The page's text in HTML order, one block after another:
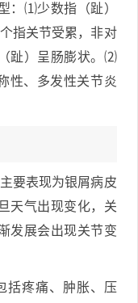
：⑴少数指（趾）
指关节受累，非对
趾）呈肠膨状。⑵
性、多发性关节炎
要表现为银屑病皮
天气出现变化，关
发展会出现关节变
括疼痛、肿胀、压